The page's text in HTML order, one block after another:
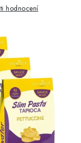
hodnocení